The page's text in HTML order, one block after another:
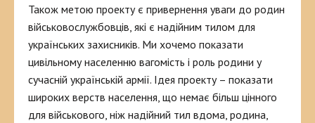
Також метою проекту є привернення уваги до родин
військовослужбовців, які є надійним тилом для
українських захисників. Ми хочемо показати
цивільному населенню вагомість і роль родини у
сучасній українській армії. Ідея проекту – показати
широких верств населення, що немає більш цінного
для військового, ніж надійний тил вдома, родина,